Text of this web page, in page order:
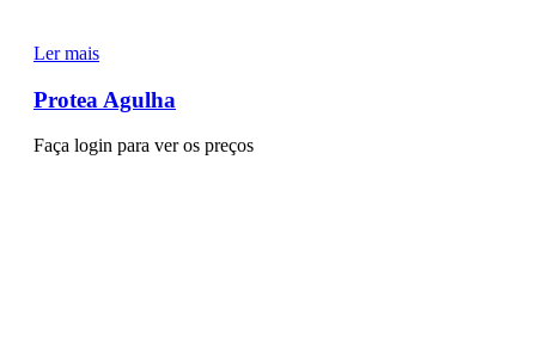
Ler mais
Protea Agulha
Faça login para ver os preços